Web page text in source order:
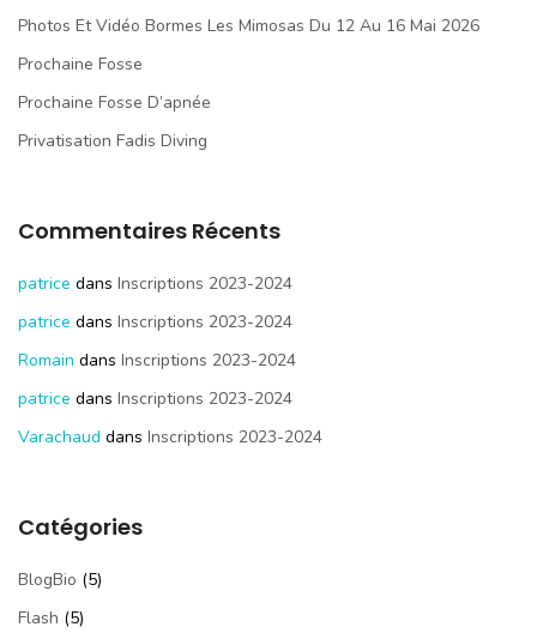
Photos Et Vidéo Bormes Les Mimosas Du 12 Au 16 Mai 2026
Prochaine Fosse
Prochaine Fosse D’apnée
Privatisation Fadis Diving
Commentaires Récents
patrice dans Inscriptions 2023-2024
patrice dans Inscriptions 2023-2024
Romain dans Inscriptions 2023-2024
patrice dans Inscriptions 2023-2024
Varachaud dans Inscriptions 2023-2024
Catégories
BlogBio (5)
Flash (5)